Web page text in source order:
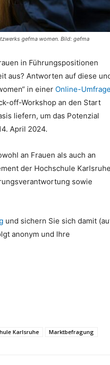
gefma women. Bild: gefma
in Führungspositionen
aus? Antworten auf diese
in einer Online-Umfrage
off-Workshop an den Start
liefern, um das Potenzial
April 2024.
an Frauen als auch an
der Hochschule Karlsruhe
sowie
und sichern Sie sich damit
anonym und Ihre
Karlsruhe
Marktbefragung